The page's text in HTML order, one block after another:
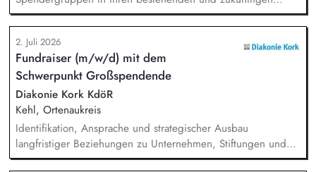
Projektpartnerschaften (Kooperationsprojekte zwischen
deutschen Spendergruppen und internationalen
Entwicklungshilfeprojekten) und fördern den Aufbau
langfristiger, vertrauensvoller Beziehungen.
Spenderbetreuung - Kommunikation und Abstimmung zu
Projekten, Budgets und Spendenaufkommen; Identifikation
geeigneter Projekte, deeskalierende Kommunikation bei
Problemen mit Projekten in enger Abstimmung mit dem
Vorstand und beteiligten Kolleg/innen.
2. Juli 2026
Fundraiser (m/w/d) mit dem
Schwerpunkt Großspendende
Diakonie Kork KdöR
Kehl, Ortenaukreis
Identifikation, Ansprache und strategischer Ausbau
langfristiger Beziehungen zu Unternehmen, Stiftungen und
vermögenden Privatpersonen. Entwicklung und Umsetzung